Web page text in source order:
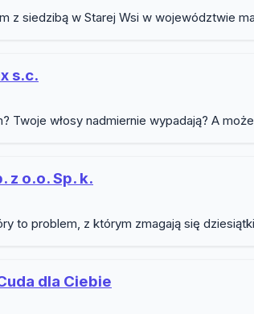
z siedzibą w Starej Wsi w województwie
s.c.
Twoje włosy nadmiernie wypadają? A
z o.o. Sp. k.
to problem, z którym zmagają się
dla Ciebie